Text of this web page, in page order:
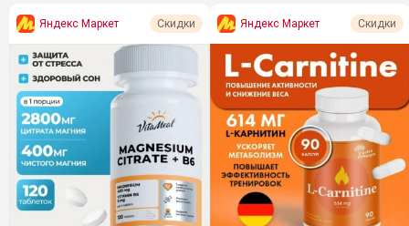
Яндекс Маркет Скидки Яндекс Маркет Скидки